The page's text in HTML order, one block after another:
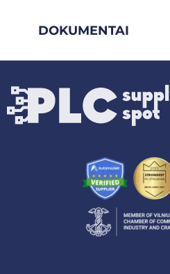
DOKUMENTAI